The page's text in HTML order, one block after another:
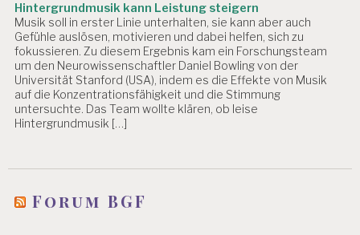
Hintergrundmusik kann Leistung steigern
Musik soll in erster Linie unterhalten, sie kann aber auch
Gefühle auslösen, motivieren und dabei helfen, sich zu
fokussieren. Zu diesem Ergebnis kam ein Forschungsteam
um den Neurowissenschaftler Daniel Bowling von der
Universität Stanford (USA), indem es die Effekte von Musik
auf die Konzentrationsfähigkeit und die Stimmung
untersuchte. Das Team wollte klären, ob leise
Hintergrundmusik […]
Forum BGF